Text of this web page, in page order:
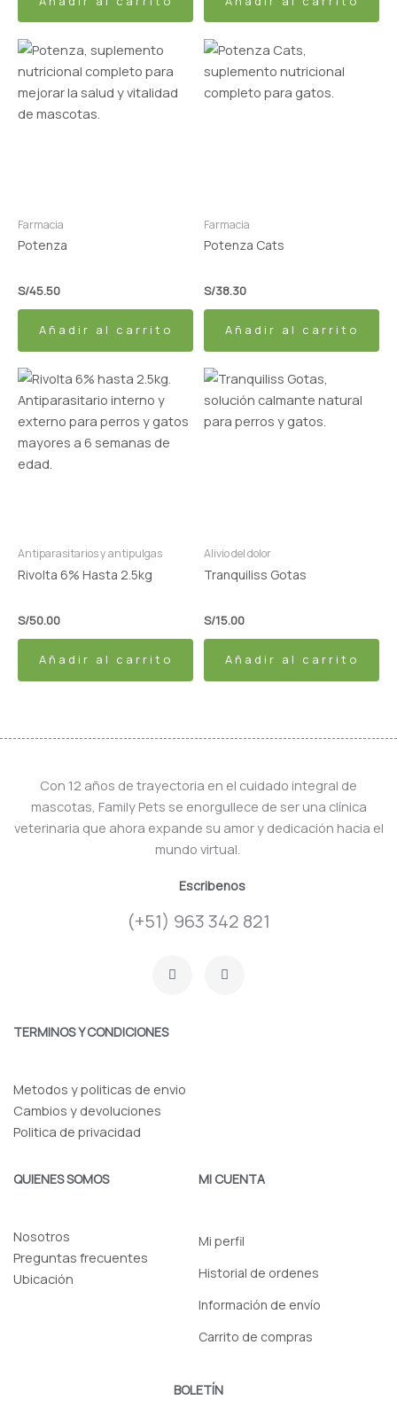
Farmacia
Potenza
S/45.50
Añadir al carrito
Farmacia
Potenza Cats
S/38.30
Añadir al carrito
Antiparasitarios y antipulgas
Rivolta 6% Hasta 2.5kg
S/50.00
Añadir al carrito
Alivio del dolor
Tranquiliss Gotas
S/15.00
Añadir al carrito
Con 12 años de trayectoria en el cuidado integral de
mascotas, Family Pets se enorgullece de ser una clínica
veterinaria que ahora expande su amor y dedicación hacia el
mundo virtual.
Escribenos
(+51) 963 342 821
a n
TERMINOS Y CONDICIONES
Metodos y politicas de envio
Cambios y devoluciones
Politica de privacidad
QUIENES SOMOS
Nosotros
Preguntas frecuentes
Ubicación
MI CUENTA
Mi perfil
Historial de ordenes
Información de envío
Carrito de compras
BOLETÍN